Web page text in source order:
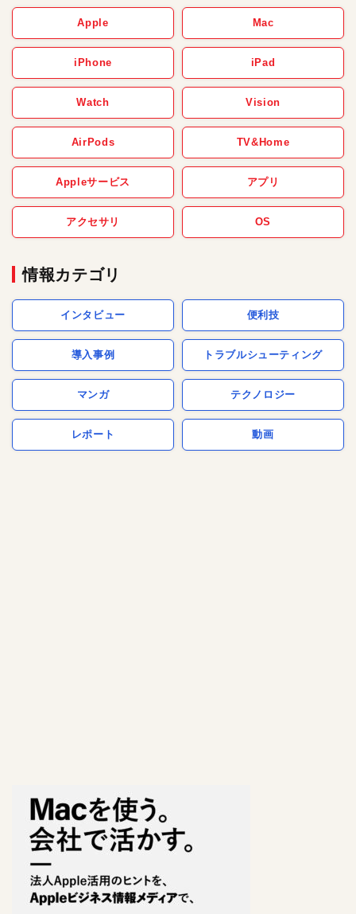
Apple Mac
iPhone iPad
Watch Vision
AirPods TV&Home
Appleサービス アプリ
アクセサリ OS
情報カテゴリ
インタビュー 便利技
導入事例 トラブルシューティング
マンガ テクノロジー
レポート 動画